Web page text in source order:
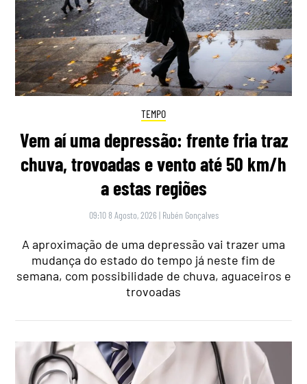
TEMPO
Vem aí uma depressão: frente fria traz
chuva, trovoadas e vento até 50 km/h
a estas regiões
09:10 8 Agosto, 2026 | Rubén Gonçalves
A aproximação de uma depressão vai trazer uma
mudança do estado do tempo já neste fim de
semana, com possibilidade de chuva, aguaceiros e
trovoadas